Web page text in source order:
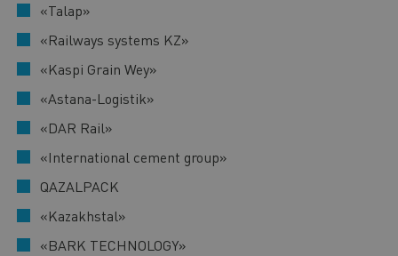
«Talap»
«Railways systems KZ»
«Kaspi Grain Wey»
«Astana-Logistik»
«DAR Rail»
«International cement group»
QAZALPACK
«Kazakhstal»
«BARK TECHNOLOGY»